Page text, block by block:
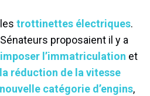
trottinettes électriques.
proposaient il y a
l’immatriculation et
réduction de la vitesse
catégorie d’engins,